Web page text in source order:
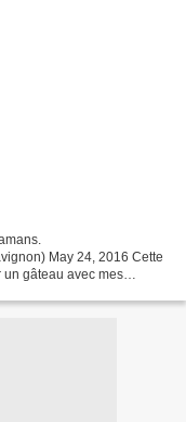
May 24, 2016 Cette
gâteau avec mes